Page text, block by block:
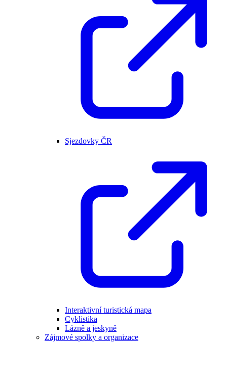
Sjezdovky ČR
Interaktivní turistická mapa
Cyklistika
Lázně a jeskyně
Zájmové spolky a organizace